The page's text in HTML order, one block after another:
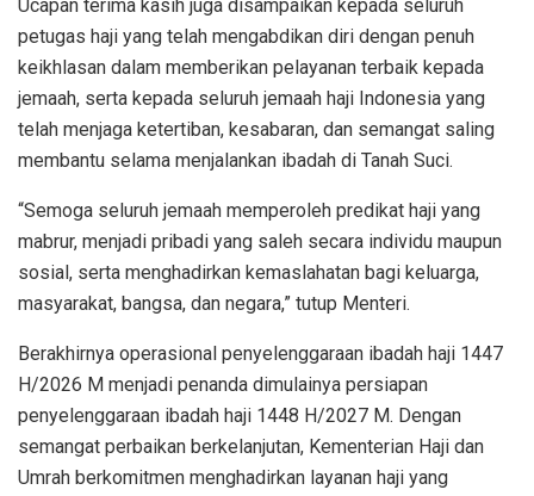
Ucapan terima kasih juga disampaikan kepada seluruh
petugas haji yang telah mengabdikan diri dengan penuh
keikhlasan dalam memberikan pelayanan terbaik kepada
jemaah, serta kepada seluruh jemaah haji Indonesia yang
telah menjaga ketertiban, kesabaran, dan semangat saling
membantu selama menjalankan ibadah di Tanah Suci.
“Semoga seluruh jemaah memperoleh predikat haji yang
mabrur, menjadi pribadi yang saleh secara individu maupun
sosial, serta menghadirkan kemaslahatan bagi keluarga,
masyarakat, bangsa, dan negara,” tutup Menteri.
Berakhirnya operasional penyelenggaraan ibadah haji 1447
H/2026 M menjadi penanda dimulainya persiapan
penyelenggaraan ibadah haji 1448 H/2027 M. Dengan
semangat perbaikan berkelanjutan, Kementerian Haji dan
Umrah berkomitmen menghadirkan layanan haji yang